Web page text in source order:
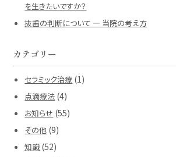
を生きたいですか？
抜歯の判断について ― 当院の考え方
カテゴリー
セラミック治療 (1)
点滴療法 (4)
お知らせ (55)
その他 (9)
知識(52)